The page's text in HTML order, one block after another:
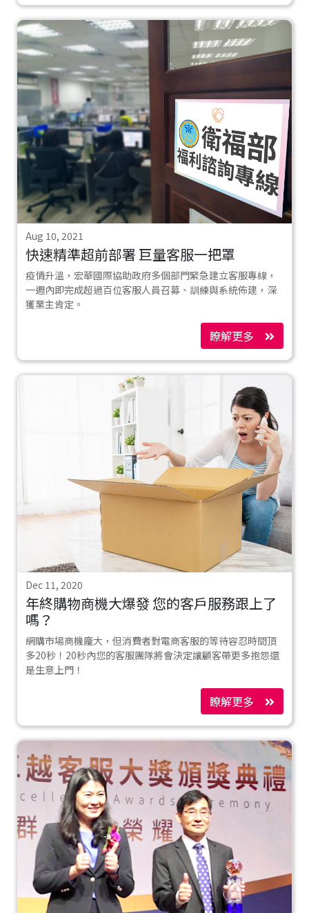
Aug 10, 2021
快速精準超前部署 巨量客服一把罩
疫情升溫，宏華國際協助政府多個部門緊急建立客服專線，
一週內即完成超過百位客服人員召募、訓練與系統佈建，深
獲業主肯定。
瞭解更多
Dec 11, 2020
年終購物商機大爆發 您的客戶服務跟上了
嗎？
網購市場商機龐大，但消費者對電商客服的等待容忍時間頂
多20秒！20秒內您的客服團隊將會決定讓顧客帶更多抱怨還
是生意上門！
瞭解更多